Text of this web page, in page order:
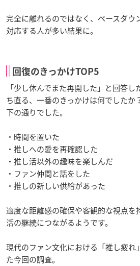
完全に離れるのではなく、ペースダウ
対応する人が多い結果に。
回復のきっかけTOP5
「少し休んでまた再開した」と回答
ち直る、一番のきっかけは何でしたか
下の通りでした。
・時間を置いた
・推しへの愛を再確認した
・推し活以外の趣味を楽しんだ
・ファン仲間と話をした
・推しの新しい供給があった
適度な距離感の確保や客観的な視点を
活の継続につながるようです。
現代のファン文化における「推し疲れ
た今回の調査。